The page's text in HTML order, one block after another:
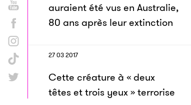
auraient été vus en Australie,
80 ans après leur extinction
27 03 2017
Cette créature à « deux
têtes et trois yeux » terrorise